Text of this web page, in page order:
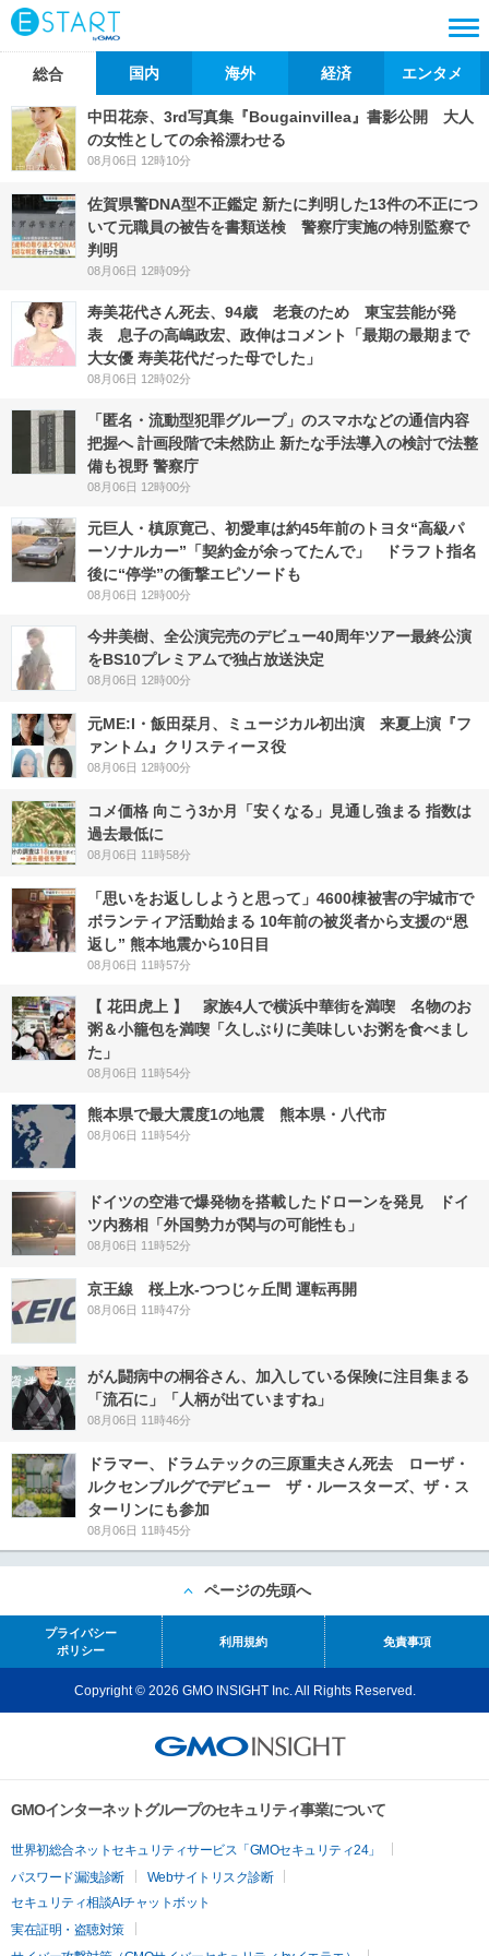
総合 国内 海外 経済 エンタメ
中田花奈、3rd写真集『Bougainvillea』書影公開 大人
の女性としての余裕漂わせる
08月06日 12時10分
佐賀県警DNA型不正鑑定 新たに判明した13件の不正につ
いて元職員の被告を書類送検 警察庁実施の特別監察で
判明
08月06日 12時09分
寿美花代さん死去、94歳 老衰のため 東宝芸能が発
表 息子の高嶋政宏、政伸はコメント「最期の最期まで
大女優 寿美花代だった母でした」
08月06日 12時02分
「匿名・流動型犯罪グループ」のスマホなどの通信内容
把握へ 計画段階で未然防止 新たな手法導入の検討で法整
備も視野 警察庁
08月06日 12時00分
元巨人・槙原寛己、初愛車は約45年前のトヨタ“高級パ
ーソナルカー”「契約金が余ってたんで」 ドラフト指名
後に“停学”の衝撃エピソードも
08月06日 12時00分
今井美樹、全公演完売のデビュー40周年ツアー最終公演
をBS10プレミアムで独占放送決定
08月06日 12時00分
元ME:I・飯田栞月、ミュージカル初出演 来夏上演『フ
ァントム』クリスティーヌ役
08月06日 12時00分
コメ価格 向こう3か月「安くなる」見通し強まる 指数は
過去最低に
08月06日 11時58分
「思いをお返ししようと思って」4600棟被害の宇城市で
ボランティア活動始まる 10年前の被災者から支援の“恩
返し” 熊本地震から10日目
08月06日 11時57分
【 花田虎上 】 家族4人で横浜中華街を満喫 名物のお
粥＆小籠包を満喫「久しぶりに美味しいお粥を食べまし
た」
08月06日 11時54分
熊本県で最大震度1の地震 熊本県・八代市
08月06日 11時54分
ドイツの空港で爆発物を搭載したドローンを発見 ドイ
ツ内務相「外国勢力が関与の可能性も」
08月06日 11時52分
京王線 桜上水-つつじヶ丘間 運転再開
08月06日 11時47分
がん闘病中の桐谷さん、加入している保険に注目集まる
「流石に」「人柄が出ていますね」
08月06日 11時46分
ドラマー、ドラムテックの三原重夫さん死去 ローザ・
ルクセンブルグでデビュー ザ・ルースターズ、ザ・ス
ターリンにも参加
08月06日 11時45分
ページの先頭へ
プライバシー
ポリシー
利用規約 免責事項
Copyright © 2026 GMO INSIGHT Inc. All Rights Reserved.
GMOインターネットグループのセキュリティ事業について
世界初総合ネットセキュリティサービス「GMOセキュリティ24」
パスワード漏洩診断
Webサイトリスク診断
セキュリティ相談AIチャットボット
実在証明・盗聴対策